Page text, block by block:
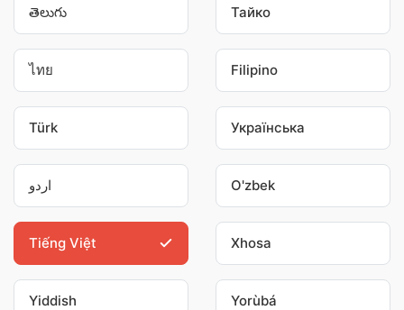
తెలుగు Тайко
ไทย Filipino
Türk Українська
اردو O'zbek
Tiếng Việt Xhosa
Yiddish Yorùbá